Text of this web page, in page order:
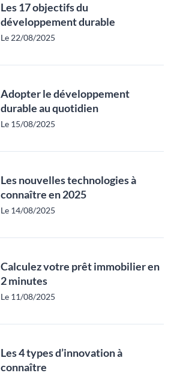
Les 17 objectifs du
développement durable
Le 22/08/2025
Adopter le développement
durable au quotidien
Le 15/08/2025
Les nouvelles technologies à
connaître en 2025
Le 14/08/2025
Calculez votre prêt immobilier en
2 minutes
Le 11/08/2025
Les 4 types d’innovation à
connaître